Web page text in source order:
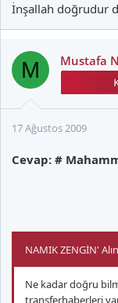
İnşallah doğrudur
M Mustafa
17 Ağustos 2009
Cevap: #
NAMIK ZENGİN'
Ne kadar doğru
transferhaberleri